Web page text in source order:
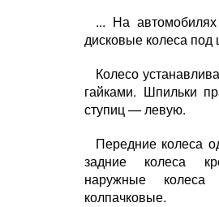
... На
дисковые колеса
Колесо
гайками. Шпильки
ступиц — левую.
Передние колеса
задние колеса
наружные
колпачковые.